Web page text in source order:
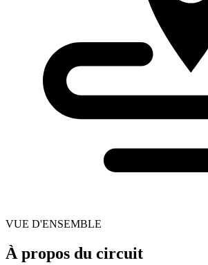
VUE D'ENSEMBLE
À propos du circuit